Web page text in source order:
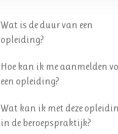
Wat is de duur van een
opleiding?
Hoe kan ik me aanmelden
een opleiding?
Wat kan ik met deze
in de beroepspraktijk?